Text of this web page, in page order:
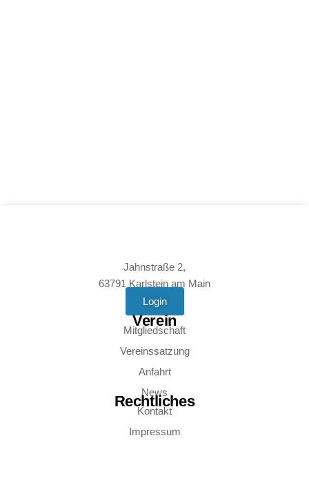
Jahnstraße 2,
63791 Karlstein am Main
Login
Verein
Mitgliedschaft
Vereinssatzung
Anfahrt
News
Rechtliches
Kontakt
Impressum